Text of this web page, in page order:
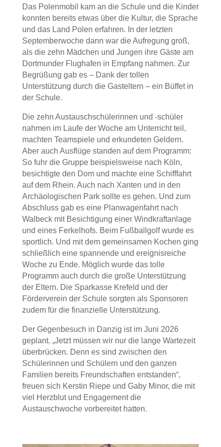
Das Polenmobil kam an die Schule und die Kinder
konnten bereits etwas über die Kultur, die Sprache
und das Land Polen erfahren. In der letzten
Septemberwoche dann war die Aufregung groß,
als die zehn Mädchen und Jungen ihre Gäste am
Dortmunder Flughafen in Empfang nahmen. Zur
Begrüßung gab es – Dank der tollen
Unterstützung durch die Gasteltern – ein Büffet in
der Schule.
Die zehn Austauschschülerinnen und -schüler
nahmen im Laufe der Woche am Unterricht teil,
machten Teamspiele und erkundeten Geldern.
Aber auch Ausflüge standen auf dem Programm:
So fuhr die Gruppe beispielsweise nach Köln,
besichtigte den Dom und machte eine Schifffahrt
auf dem Rhein. Auch nach Xanten und in den
Archäologischen Park sollte es gehen. Und zum
Abschluss gab es eine Planwagenfahrt nach
Walbeck mit Besichtigung einer Windkraftanlage
und eines Ferkelhofs. Beim Fußballgolf wurde es
sportlich. Und mit dem gemeinsamen Kochen ging
schließlich eine spannende und ereignisreiche
Woche zu Ende. Möglich wurde das tolle
Programm auch durch die große Unterstützung
der Eltern. Die Sparkasse Krefeld und der
Förderverein der Schule sorgten als Sponsoren
zudem für die finanzielle Unterstützung.
Der Gegenbesuch in Danzig ist im Juni 2026
geplant. „Jetzt müssen wir nur die lange Wartezeit
überbrücken. Denn es sind zwischen den
Schülerinnen und Schülern und den ganzen
Familien bereits Freundschaften entstanden“,
freuen sich Kerstin Riepe und Gaby Minor, die mit
viel Herzblut und Engagement die
Austauschwoche vorbereitet hatten.